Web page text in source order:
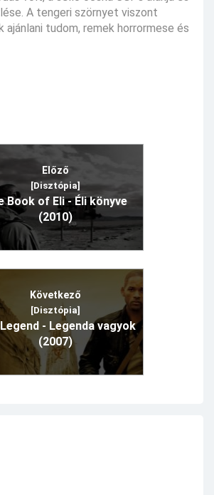
A tengeri szörnyet viszont
ajánlani tudom, remek horrormese és
Előző
[Disztópia]
Book of Eli - Éli könyve
(2010)
Következő
[Disztópia]
Legend - Legenda vagyok
(2007)